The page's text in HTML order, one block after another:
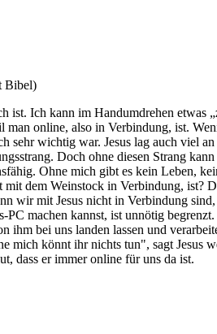
Bibel)
ist. Ich kann im Handumdrehen
man online, also in Verbindung, ist.
wichtig war. Jesus lag auch viel
Doch ohne diesen Strang
Ohne mich gibt es kein Leben,
dem Weinstock in Verbindung,
wir mit Jesus nicht in Verbindung
machen kannst, ist unnötig
ihm bei uns landen lassen und
mich könnt ihr nichts tun", sagt
dass er immeronline für uns da ist.